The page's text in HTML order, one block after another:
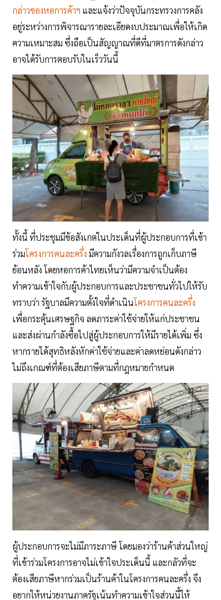
กล่าวของหอการค้าฯ และแจ้งว่าปัจจุบันกระทรวงการคลัง
อยู่ระหว่างการพิจารณารายละเอียดงบประมาณเพื่อให้เกิด
ความเหมาะสม ซึ่งถือเป็นสัญญาณที่ดีที่มาตรการดังกล่าว
อาจได้รับการตอบรับในเร็ววันนี้
ทั้งนี้ ที่ประชุมมีข้อสังเกตในประเด็นที่ผู้ประกอบการที่เข้า
ร่วมโครงการคนละครึ่ง มีความกังวลเรื่องการถูกเก็บภาษี
ย้อนหลัง โดยหอการค้าไทยเห็นว่ามีความจำเป็นต้อง
ทำความเข้าใจกับผู้ประกอบการและประชาชนทั่วไปให้รับ
ทราบว่า รัฐบาลมีความตั้งใจที่ดำเนินโครงการคนละครึ่ง
เพื่อกระตุ้นเศรษฐกิจ ลดภาระค่าใช้จ่ายให้แก่ประชาชน
และส่งผ่านกำลังซื้อไปสู่ผู้ประกอบการให้มีรายได้เพิ่ม ซึ่ง
หากรายได้สุทธิหลังหักค่าใช้จ่ายและค่าลดหย่อนดังกล่าว
ไม่ถึงเกณฑ์ที่ต้องเสียภาษีตามที่กฎหมายกำหนด
ผู้ประกอบการจะไม่มีภาระภาษี โดยมองว่าร้านค้าส่วนใหญ่
ที่เข้าร่วมโครงการอาจไม่เข้าใจประเด็นนี้ และกลัวที่จะ
ต้องเสียภาษีหากร่วมเป็นร้านค้าในโครงการคนละครึ่ง จึง
อยากให้หน่วยงานภาครัฐเน้นทำความเข้าใจส่วนนี้ให้